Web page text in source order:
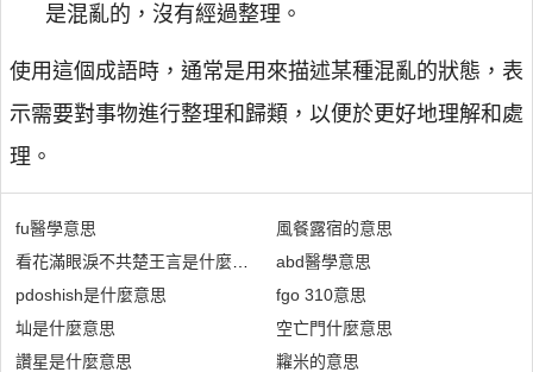
是混亂的，沒有經過整理。
使用這個成語時，通常是用來描述某種混亂的狀態，表
示需要對事物進行整理和歸類，以便於更好地理解和處
理。
fu醫學意思
看花滿眼淚不共楚王言是什麼意思
pdoshish是什麼意思
圸是什麼意思
讚星是什麼意思
風餐露宿的意思
abd醫學意思
fgo 310意思
空亡門什麼意思
糶米的意思